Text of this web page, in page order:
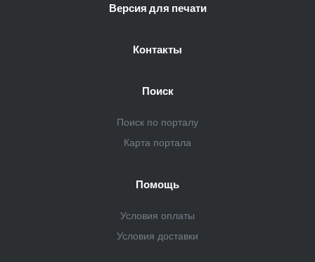
Версия для печати
Контакты
Поиск
Поиск по порталу
Карта портала
Помощь
Условия оплаты
Условия доставки